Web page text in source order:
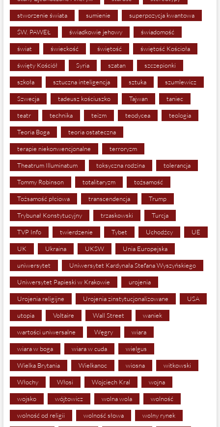
stworzenie świata sumienie superpozycja kwantowa
ŚW. PAWEŁ świadkowie jehowy świadomość
świat świeckość świętość świętość Kościoła
święty Kościół Syria szatan szczepionki
szkoła sztuczna inteligencja sztuka szumlewicz
Szwecja tadeusz kościuszko Tajwan taniec
teatr technika teizm teodycea teologia
Teoria Boga teoria ostateczna
terapie niekonwencjonalne terroryzm
Theatrum Illuminatum toksyczna rodzina tolerancja
Tommy Robinson totalitaryzm tożsamość
Tożsamość płciowa transcendencja Trump
Trybunał Konstytucyjny trzaskowski Turcja
TVP Info twierdzenie Tybet Uchodźcy UE
UK Ukraina UKSW Unia Europejska
uniwersytet Uniwersytet Kardynała Stefana Wyszyńskiego
Uniwersytet Papieski w Krakowie urojenia
Urojenia religijne Urojenia zinstytucjonalizowane USA
utopia Voltaire Wall Street waniek
wartości uniwersalne Węgry wiara
wiara w boga wiara w cuda wielgus
Wielka Brytania Wielkanoc wiosna witkowski
Włochy Włosi Wojciech Kral wojna
wojsko wójtowicz wolna wola wolność
wolność od religii wolność słowa wolny rynek